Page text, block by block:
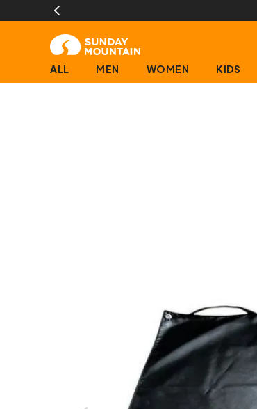
ALL MEN WOMEN KIDS